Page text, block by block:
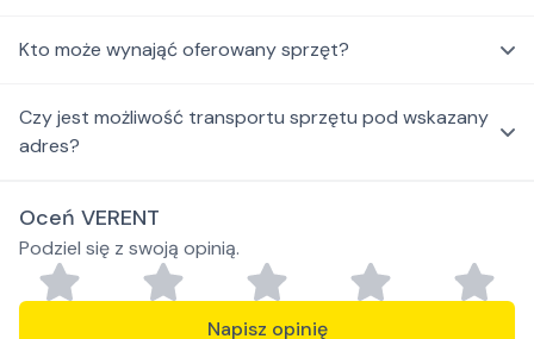
Kto może wynająć oferowany sprzęt?
Czy jest możliwość transportu sprzętu pod wskazany
adres?
Oceń VERENT
Podziel się z swoją opinią.
Napisz opinię